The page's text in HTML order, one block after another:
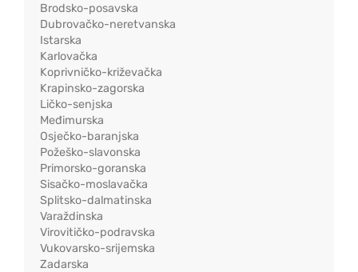
Brodsko-posavska
Dubrovačko-neretvanska
Istarska
Karlovačka
Koprivničko-križevačka
Krapinsko-zagorska
Ličko-senjska
Međimurska
Osječko-baranjska
Požeško-slavonska
Primorsko-goranska
Sisačko-moslavačka
Splitsko-dalmatinska
Varaždinska
Virovitičko-podravska
Vukovarsko-srijemska
Zadarska